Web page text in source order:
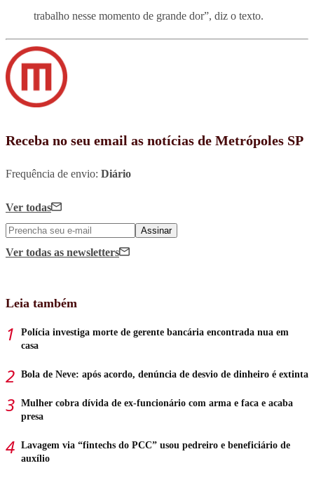
trabalho nesse momento de grande dor”, diz o texto.
Receba no seu email as notícias de Metrópoles SP
Frequência de envio: Diário
Ver todas
Assinar
Ver todas as newsletters
Leia também
Polícia investiga morte de gerente bancária encontrada nua em
casa
Bola de Neve: após acordo, denúncia de desvio de dinheiro é extinta
Mulher cobra dívida de ex-funcionário com arma e faca e acaba
presa
Lavagem via “fintechs do PCC” usou pedreiro e beneficiário de
auxílio